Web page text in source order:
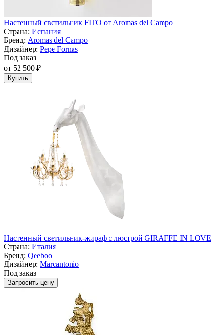
Настенный светильник FITO от Aromas del Campo
Страна: Испания
Бренд: Aromas del Campo
Дизайнер: Pepe Fornas
Под заказ
от 52 500 ₽
Купить
Настенный светильник-жираф с люстрой GIRAFFE IN LOVE
Страна: Италия
Бренд: Qeeboo
Дизайнер: Marcantonio
Под заказ
Запросить цену